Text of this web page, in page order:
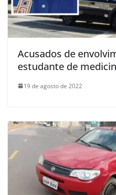
Acusados de
estudante de
19 de agosto de 2022